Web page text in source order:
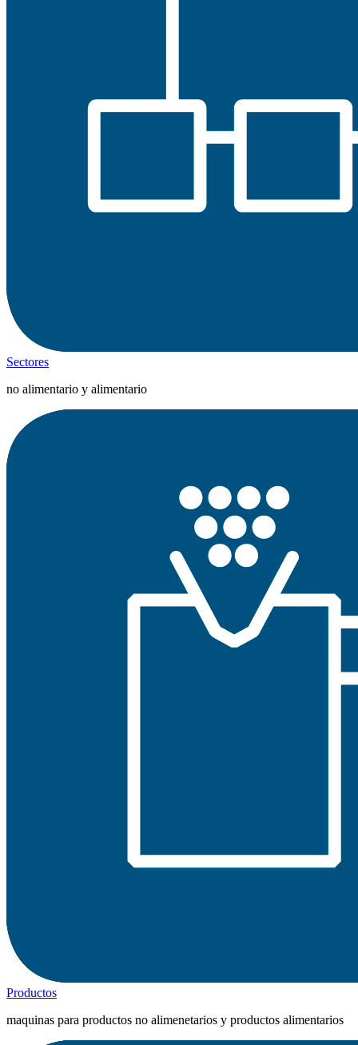
Sectores
no alimentario y alimentario
Productos
maquinas para productos no alimenetarios y productos alimentarios